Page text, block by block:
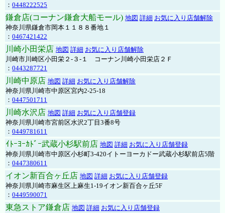
： 0448222525
鎌倉店(コーナン鎌倉大船モール) 地図 詳細 お気に入り店舗解除
神奈川県鎌倉市岡本１１８８番地１
： 0467421422
川崎小田栄店 地図 詳細 お気に入り店舗解除
川崎市川崎区小田栄２‐３‐１ コーナン川崎小田栄店２Ｆ
： 0443287721
川崎中原店 地図 詳細 お気に入り店舗解除
神奈川県川崎市中原区宮内2-25-18
： 0447501711
川崎水沢店 地図 詳細 お気に入り店舗登録
神奈川県川崎市宮前区水沢2丁目3番8号
： 0449781611
ｲﾄｰﾖｰｶﾄﾞｰ武蔵小杉駅前店 地図 詳細 お気に入り店舗登録
神奈川県川崎市中原区小杉町3-420イトーヨーカドー武蔵小杉駅前店5階
： 0447380611
イオン新百合ヶ丘店 地図 詳細 お気に入り店舗登録
神奈川県川崎市麻生区上麻生1-19イオン新百合ヶ丘5F
： 0449590071
東急ストア鎌倉店 地図 詳細 お気に入り店舗登録